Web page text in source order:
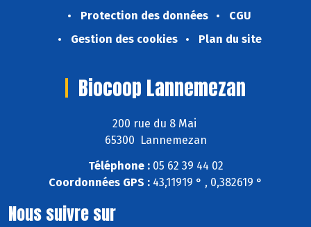
Protection des données
CGU
Gestion des cookies
Plan du site
Biocoop Lannemezan
200 rue du 8 Mai
65300 Lannemezan
Téléphone :05 62 39 44 02
Coordonnées GPS : 43,11919 ° , 0,382619 °
Nous suivre sur